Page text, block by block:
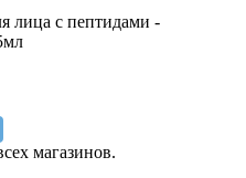
лица с пептидами -
магазинов.